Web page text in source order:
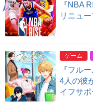
『NBA
リニュ
ゲーム
『フル
4人の彼
イフサ